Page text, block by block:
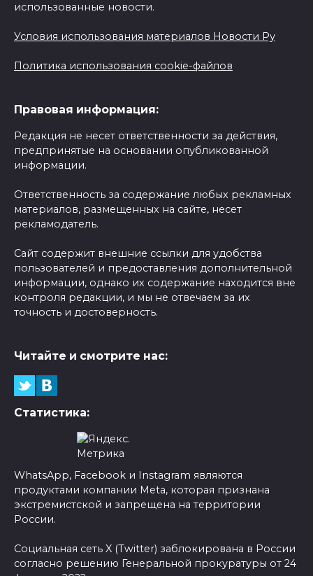
использованные новости.
Условия использования материалов Новости Ру
Политика использования cookie-файлов
Правовая информация:
Редакция не несет ответственности за действия,
предпринятые на основании опубликованной
информации.
Ответственность за содержание любых рекламных
материалов, размещенных на сайте, несет
рекламодатель.
Сайт содержит внешние ссылки для удобства
пользователей и предоставления дополнительной
информации, однако их содержание находится вне
контроля редакции, и мы не отвечаем за их
точность и достоверность.
Читайте и смотрите нас:
Статистика:
WhatsApp, Facebook и Instagram являются
продуктами компании Meta, которая признана
экстремистской и запрещена на территории
России.
Социальная сеть X (Twitter) заблокирована в России
согласно решению Генеральной прокуратуры от 24